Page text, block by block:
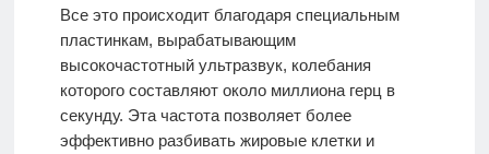
Все это происходит благодаря специальным
пластинкам, вырабатывающим
высокочастотный ультразвук, колебания
которого составляют около миллиона герц в
секунду. Эта частота позволяет более
эффективно разбивать жировые клетки и